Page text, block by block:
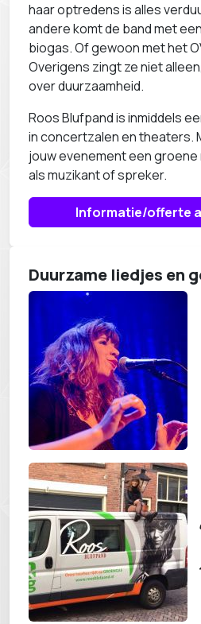
haar optredens is alles
andere komt de band met
biogas. Of gewoon met het
Overigens zingt ze niet
over duurzaamheid.
Roos Blufpand is inmiddels
in concertzalen en theaters.
jouw evenement een
als muzikant of spreker.
Informatie/offerte
Duurzame liedjes en